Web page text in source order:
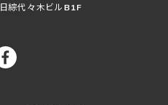
日綜代々木ビルB1F